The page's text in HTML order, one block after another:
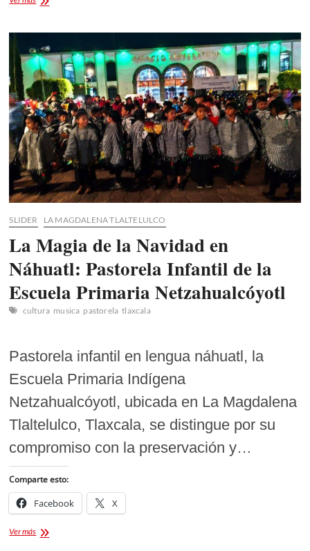
Comité
Pro-
Museo
2024
SLIDER LA MAGDALENA TLALTELULCO
La Magia de la Navidad en
Náhuatl: Pastorela Infantil de la
Escuela Primaria Netzahualcóyotl
cultura musica pastorela tlaxcala
Pastorela infantil en lengua náhuatl, la
Escuela Primaria Indígena
Netzahualcóyotl, ubicada en La Magdalena
Tlaltelulco, Tlaxcala, se distingue por su
compromiso con la preservación y…
Comparte esto:
Facebook X
Ver másLa